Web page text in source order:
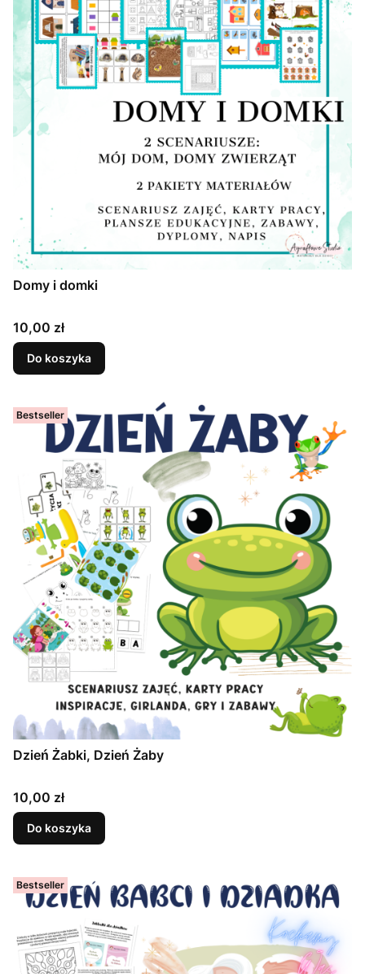
Domy i domki
Cena
10,00 zł
Do koszyka
Bestseller
Dzień Żabki, Dzień Żaby
Cena
10,00 zł
Do koszyka
Bestseller